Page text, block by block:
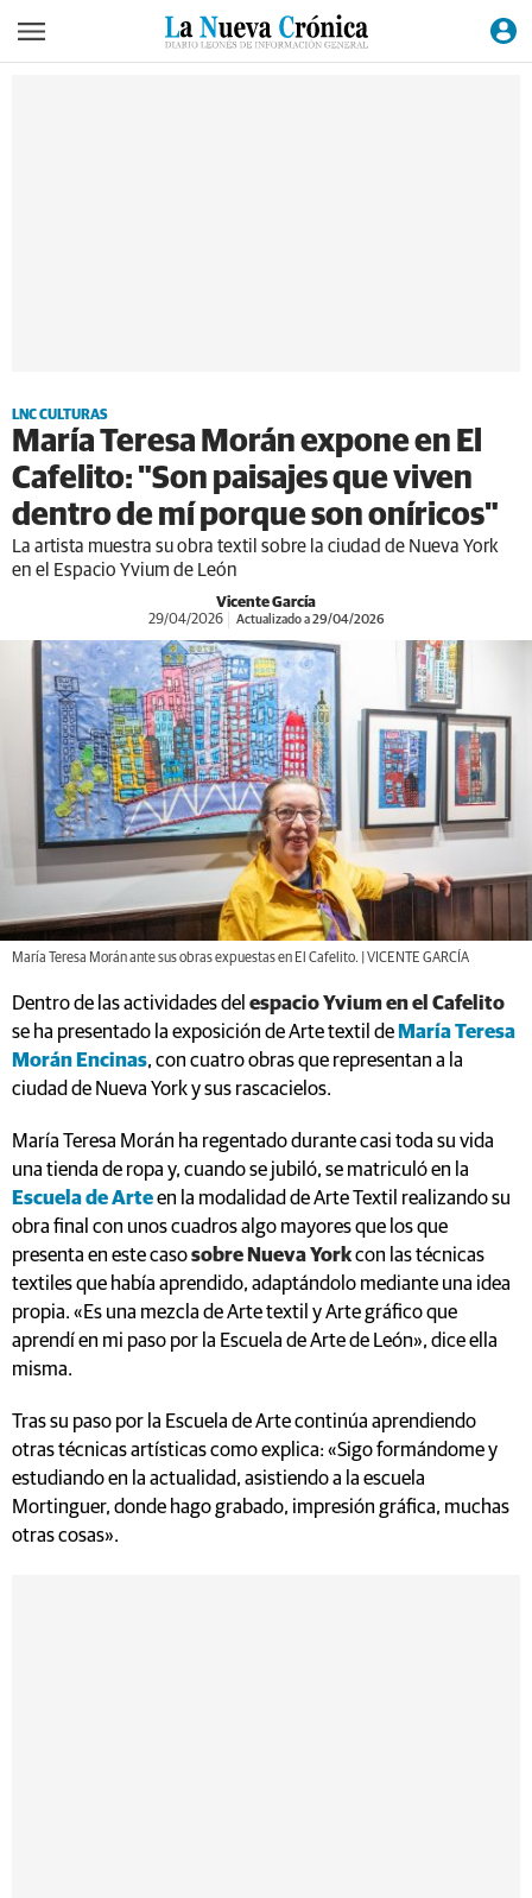
LNC CULTURAS
María Teresa Morán expone en El
Cafelito: "Son paisajes que viven
dentro de mí porque son oníricos"
La artista muestra su obra textil sobre la ciudad de Nueva York
en el Espacio Yvium de León
Vicente García
29/04/2026 Actualizado a 29/04/2026
María Teresa Morán ante sus obras expuestas en El Cafelito. | VICENTE GARCÍA
Dentro de las actividades del espacio Yvium en el Cafelito
se ha presentado la exposición de Arte textil de María Teresa
Morán Encinas, con cuatro obras que representan a la
ciudad de Nueva York y sus rascacielos.
María Teresa Morán ha regentado durante casi toda su vida
una tienda de ropa y, cuando se jubiló, se matriculó en la
Escuela de Arteen la modalidad de Arte Textil realizando su
obra final con unos cuadros algo mayores que los que
presenta en este casosobre Nueva Yorkcon las técnicas
textiles que había aprendido, adaptándolo mediante una idea
propia. «Es una mezcla de Arte textil y Arte gráfico que
aprendí en mi paso por la Escuela de Arte de León», dice ella
misma.
Tras su paso por la Escuela de Arte continúa aprendiendo
otras técnicas artísticas como explica: «Sigo formándome y
estudiando en la actualidad, asistiendo a la escuela
Mortinguer, donde hago grabado, impresión gráfica, muchas
otras cosas».